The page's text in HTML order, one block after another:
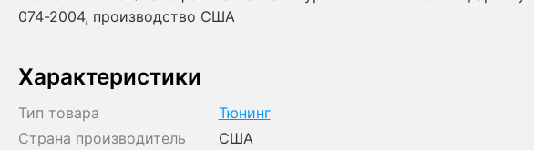
074-2004, производство США
Характеристики
Тип товара
Тюнинг
Страна производитель
США